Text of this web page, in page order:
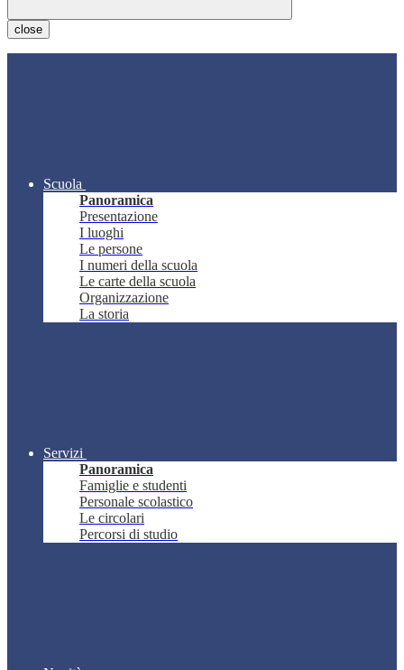
close
Scuola
Panoramica
Presentazione
I luoghi
Le persone
I numeri della scuola
Le carte della scuola
Organizzazione
La storia
Servizi
Panoramica
Famiglie e studenti
Personale scolastico
Le circolari
Percorsi di studio